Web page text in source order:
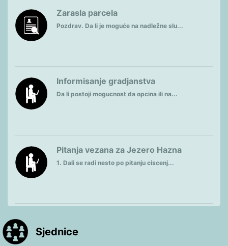
Zarasla parcela
Pozdrav. Da li je moguće na nadležne slu...
Informisanje gradjanstva
Da li postoji mogucnost da opcina ili na...
Pitanja vezana za Jezero Hazna
1. Dali se radi nesto po pitanju ciscenj...
Sjednice